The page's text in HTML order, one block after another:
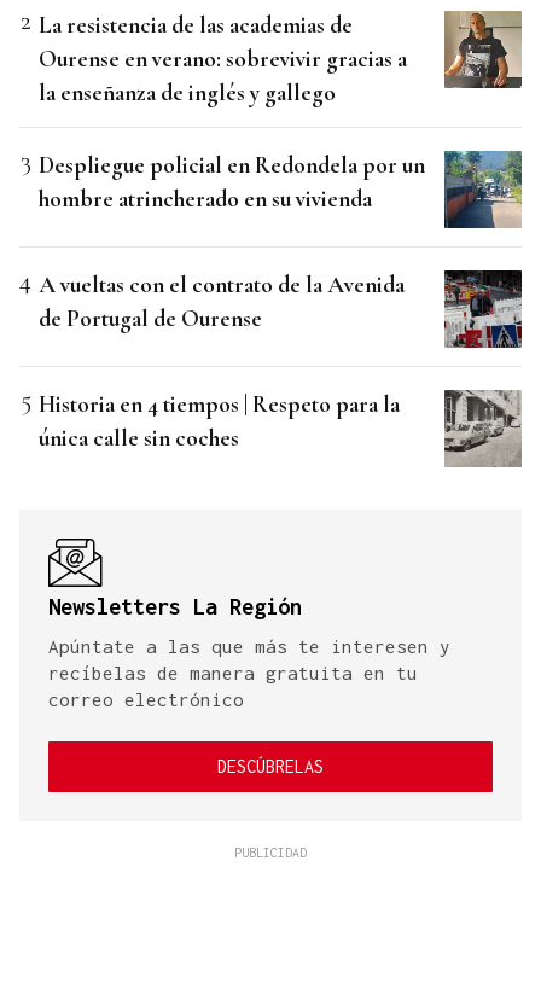
La resistencia de las academias de
Ourense en verano: sobrevivir gracias a
la enseñanza de inglés y gallego
Despliegue policial en Redondela por un
hombre atrincherado en su vivienda
A vueltas con el contrato de la Avenida
de Portugal de Ourense
Historia en 4 tiempos | Respeto para la
única calle sin coches
Newsletters La Región
Apúntate a las que más te interesen y
recíbelas de manera gratuita en tu
correo electrónico
DESCÚBRELAS